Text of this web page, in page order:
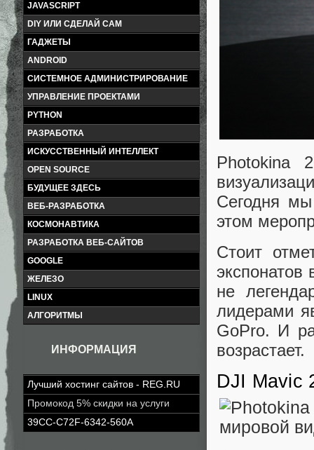
JAVASCRIPT
DIY ИЛИ СДЕЛАЙ САМ
ГАДЖЕТЫ
ANDROID
СИСТЕМНОЕ АДМИНИСТРИРОВАНИЕ
УПРАВЛЕНИЕ ПРОЕКТАМИ
PYTHON
РАЗРАБОТКА
ИСКУССТВЕННЫЙ ИНТЕЛЛЕКТ
OPEN SOURCE
БУДУЩЕЕ ЗДЕСЬ
ВЕБ-РАЗРАБОТКА
КОСМОНАВТИКА
РАЗРАБОТКА ВЕБ-САЙТОВ
GOOGLE
ЖЕЛЕЗО
LINUX
АЛГОРИТМЫ
ИНФОРМАЦИЯ
Лучший хостинг сайтов - REG.RU
Промокод 5% скидки на услуги
39CC-C72F-6342-560A
Photokina
Сегодня
этом
Стоит
экспонатов
не
лидерами
GoPro. И
возрастает.
DJI Mavic